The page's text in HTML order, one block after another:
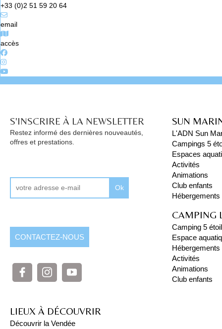
+33 (0)2 51 59 20 64
email
accès
S'INSCRIRE À LA NEWSLETTER
Restez informé des dernières nouveautés,
offres et prestations.
Ok
CONTACTEZ-NOUS
SUN
L'ADN Sun
Campings 5
Espaces
Activités
Animations
Club enfants
Hébergements
CAMPING
Camping 5
Espace
Hébergements
Activités
Animations
Club enfants
LIEUX À DÉCOUVRIR
Découvrir la Vendée